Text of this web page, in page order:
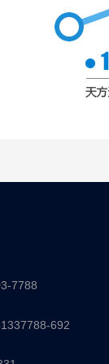
7788
692